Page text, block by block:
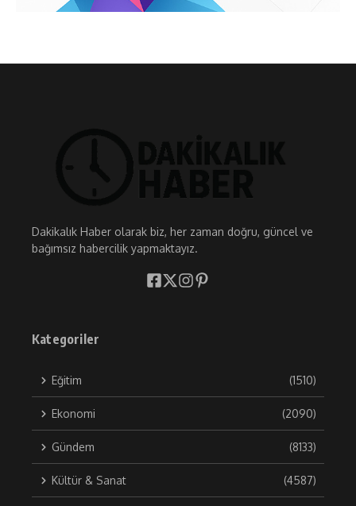
Dakikalık Haber olarak biz, her zaman doğru, güncel ve
bağımsız habercilik yapmaktayız.
Kategoriler
Eğitim (1510)
Ekonomi (2090)
Gündem (8133)
Kültür & Sanat (4587)